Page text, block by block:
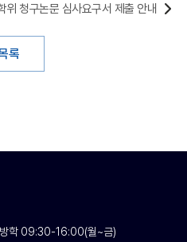
록
청구논문 심사요구서 제출 안내
학 09:30-16:00(월~금)